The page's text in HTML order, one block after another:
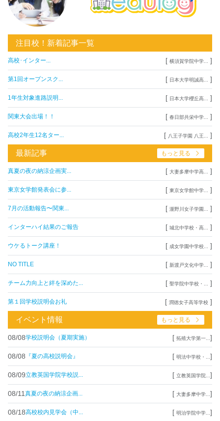
注目校！新着記事一覧
高校･インター... [ 横須賀学院中学... ]
第1回オープンスク... [ 日本大学明誠高... ]
1年生対象進路説明... [ 日本大学櫻丘高... ]
関東大会出場！！ [ 春日部共栄中学... ]
高校2年生12名ター... [ 八王子学園 八王... ]
最新記事 もっと見る
真夏の夜の納涼企画実... [ 大妻多摩中学高... ]
東京女学館発表会に参... [ 東京女学館中学... ]
7月の活動報告〜関東... [ 瀧野川女子学園... ]
インターハイ結果のご報告 [ 城北中学校・高... ]
ウケるトーク講座！ [ 成女学園中学校... ]
NO TITLE [ 新渡戸文化中学... ]
チーム力向上と絆を深めた... [ 聖学院中学校・... ]
第１回学校説明会お礼 [ 潤徳女子高等学校 ]
イベント情報 もっと見る
08/08学校説明会（夏期実施） [ 拓殖大学第一... ]
08/08 『夏の高校説明会』 [ 明法中学校・... ]
08/09立教英国学院学校説... [ 立教英国学院... ]
08/11 真夏の夜の納涼企画... [ 大妻多摩中学... ]
08/18高校校内見学会（中... [ 明治学院中学... ]